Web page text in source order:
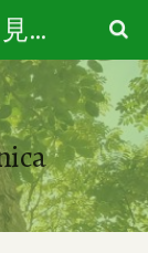
The Green Touch 香港常見樹木園藝生活